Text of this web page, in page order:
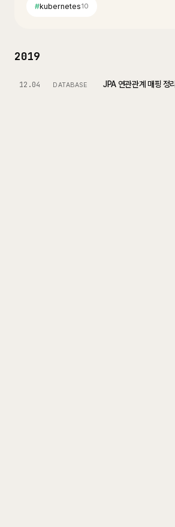
#kubernetes10
2019
12.04 DATABASE JPA 연관관계 매핑 정리